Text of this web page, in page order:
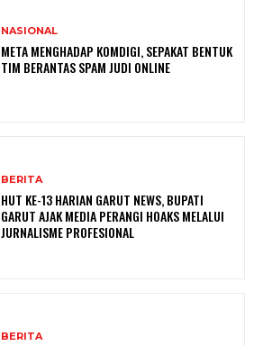
NASIONAL
META MENGHADAP KOMDIGI, SEPAKAT BENTUK
TIM BERANTAS SPAM JUDI ONLINE
BERITA
HUT KE-13 HARIAN GARUT NEWS, BUPATI
GARUT AJAK MEDIA PERANGI HOAKS MELALUI
JURNALISME PROFESIONAL
BERITA